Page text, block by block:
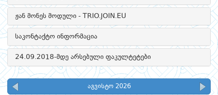
ჟან მონეს მოდული - TRIO.JOIN.EU
საკონტაქტო ინფორმაცია
24.09.2018-მდე არსებული ფაკულტეტები
აგვისტო 2026